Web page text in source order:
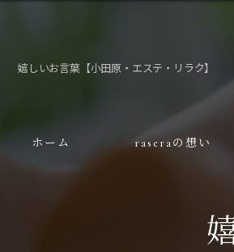
嬉しいお言葉【小田原・エステ・リラク】
ホーム raseraの想い